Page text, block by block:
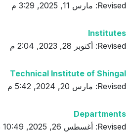
Revised: مارس 11, 2025, 3:29 م
Institutes
Revised: أكتوبر 28, 2023, 2:04 م
Technical Institute of Shingal
Revised: مارس 20, 2024, 5:42 م
Departments
Revised: أغسطس 26, 2025, 10:49 ص